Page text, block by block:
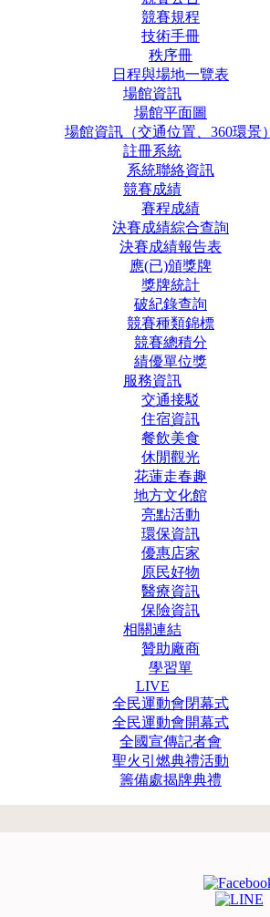
競賽規程
技術手冊
秩序冊
日程與場地一覽表
場館資訊
場館平面圖
場館資訊（交通位置、360環景）
註冊系統
系統聯絡資訊
競賽成績
賽程成績
決賽成績綜合查詢
決賽成績報告表
應(已)頒獎牌
獎牌統計
破紀錄查詢
競賽種類錦標
競賽總積分
績優單位獎
服務資訊
交通接駁
住宿資訊
餐飲美食
休閒觀光
花蓮走春趣
地方文化館
亮點活動
環保資訊
優惠店家
原民好物
醫療資訊
保險資訊
相關連結
贊助廠商
學習單
LIVE
全民運動會閉幕式
全民運動會開幕式
全國宣傳記者會
聖火引燃典禮活動
籌備處揭牌典禮